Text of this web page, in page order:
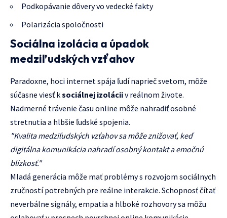
Podkopávanie dôvery vo vedecké fakty
Polarizácia spoločnosti
Sociálna izolácia a úpadok
medziľudských vzťahov
Paradoxne, hoci internet spája ľudí naprieč svetom, môže
súčasne viesť ksociálnej izoláciiv reálnom živote.
Nadmerné trávenie času online môže nahradiť osobné
stretnutia a hlbšie ľudské spojenia.
"Kvalita medziľudských vzťahov sa môže znižovať, keď
digitálna komunikácia nahradí osobný kontakt a emočnú
blízkosť."
Mladá generácia môže mať problémy s rozvojom sociálnych
zručností potrebných pre reálne interakcie. Schopnosť čítať
neverbálne signály, empatia a hlboké rozhovory sa môžu